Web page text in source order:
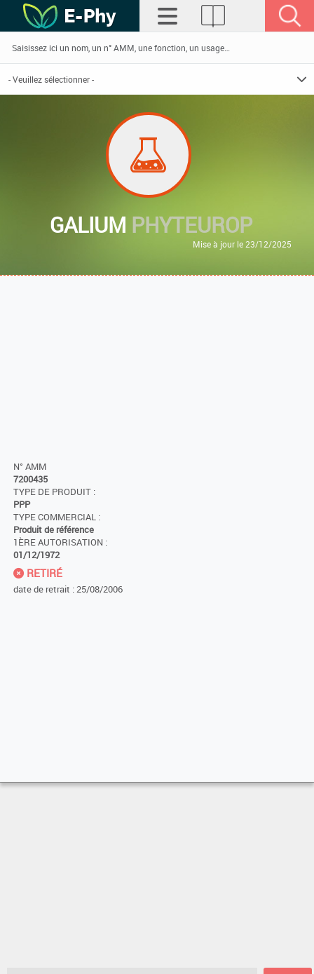
GALIUM PHYTEUROP
Mise à jour le 23/12/2025
N° AMM
7200435
TYPE DE PRODUIT :
PPP
TYPE COMMERCIAL :
Produit de référence
1ÈRE AUTORISATION :
01/12/1972
RETIRÉ
date de retrait : 25/08/2006